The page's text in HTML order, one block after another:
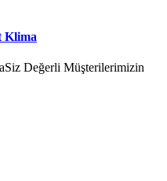
Klima
Değerli Müşterilerimizin